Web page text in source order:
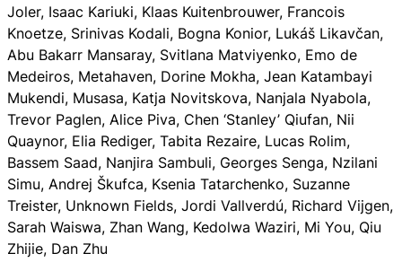
Joler, Isaac Kariuki, Klaas Kuitenbrouwer, Francois
Knoetze, Srinivas Kodali, Bogna Konior, Lukáš Likavčan,
Abu Bakarr Mansaray, Svitlana Matviyenko, Emo de
Medeiros, Metahaven, Dorine Mokha, Jean Katambayi
Mukendi, Musasa, Katja Novitskova, Nanjala Nyabola,
Trevor Paglen, Alice Piva, Chen ‘Stanley’ Qiufan, Nii
Quaynor, Elia Rediger, Tabita Rezaire, Lucas Rolim,
Bassem Saad, Nanjira Sambuli, Georges Senga, Nzilani
Simu, Andrej Škufca, Ksenia Tatarchenko, Suzanne
Treister, Unknown Fields, Jordi Vallverdú, Richard Vijgen,
Sarah Waiswa, Zhan Wang, Kedolwa Waziri, Mi You, Qiu
Zhijie, Dan Zhu